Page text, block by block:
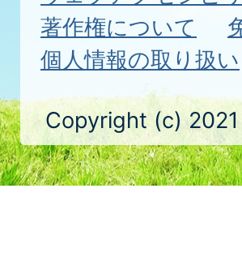
著作権について
個人情報の取り扱い
Copyright (c)